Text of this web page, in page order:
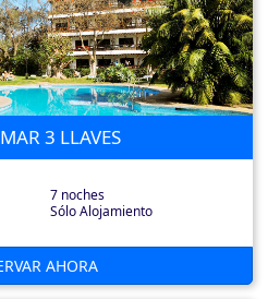
3 LLAVES
7 noches
Sólo Alojamiento
AHORA